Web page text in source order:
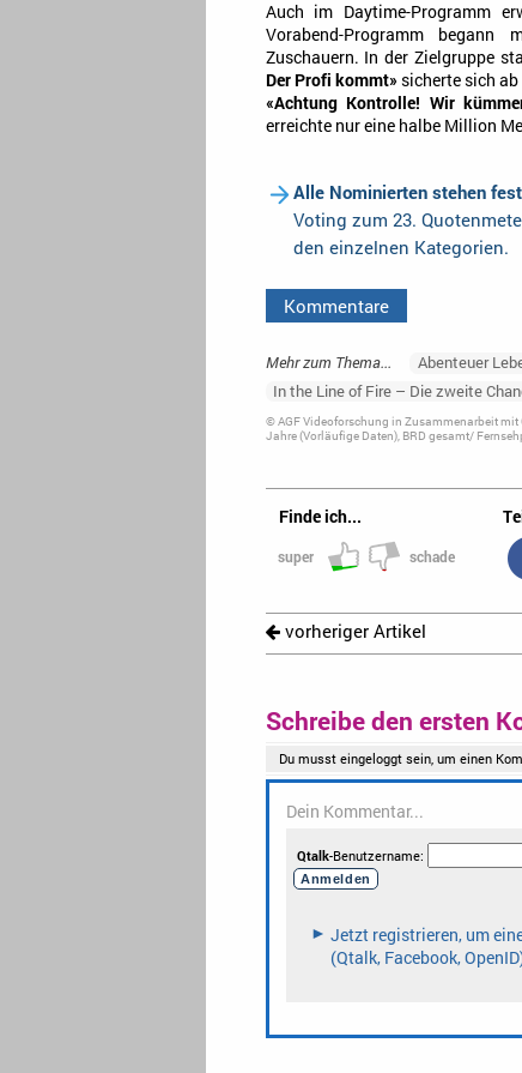
Auch im Daytime-Programm
Vorabend-Programm begann
Zuschauern. In der Zielgruppe
Der Profi kommt» sicherte sich
«Achtung Kontrolle! Wir
erreichte nur eine halbe Million
Alle Nominierten stehen
Voting zum 23.
den einzelnen Kategorien.
Kommentare
Mehr zum Thema... Abenteuer
In the Line of Fire – Die zweite
© AGF Videoforschung in Zusammenarbeit mit
Jahre (Vorläufige Daten), BRD gesamt/
Finde ich...
super schade
vorheriger Artikel
Schreibe den ersten